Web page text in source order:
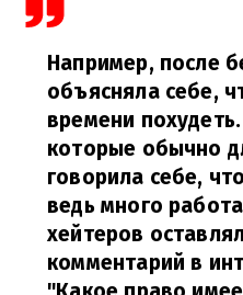
Например, после
объясняла себе,
времени
которые обычно
говорила себе,
ведь много
хейтеров
комментарий в